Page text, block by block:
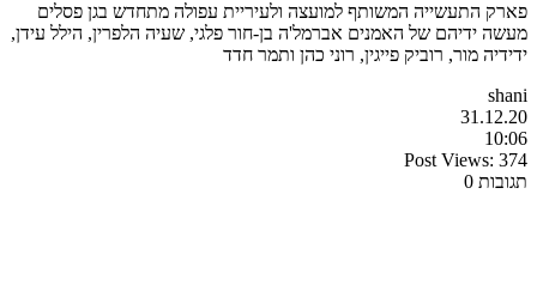
פארק התעשייה המשותף למועצה ולעיריית עפולה מתחדש בגן פסלים
מעשה ידיהם של האמנים אברמל'ה בן-חור פלגי, שעיה הלפרין, הילל עידן,
ידידיה מור, רוביק פייגין, רוני כהן ותמר חדד
shani
31.12.20
10:06
Post Views: 374
תגובות 0